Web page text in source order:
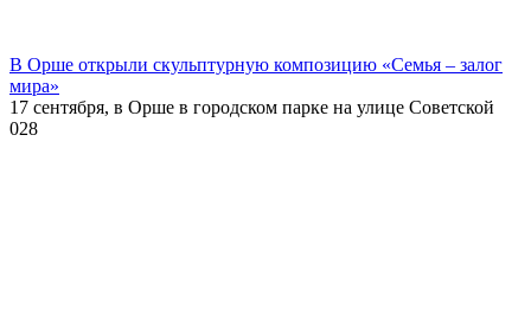
В Орше открыли скульптурную композицию «Семья – залог
мира»
17 сентября, в Орше в городском парке на улице Советской
028